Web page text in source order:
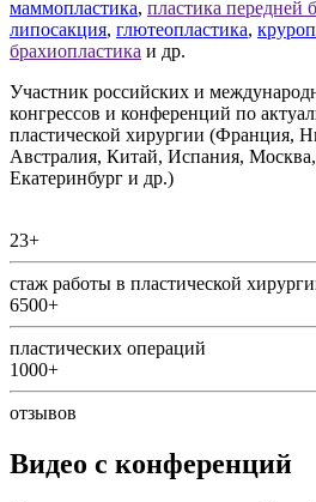
маммопластика, пластика передней
липосакция, глютеопластика,
брахиопластика и др.
Участник российских и
конгрессов и конференций по
пластической хирургии (Франция,
Австралия, Китай, Испания,
Екатеринбург и др.)
23+
стаж работы в пластической
6500+
пластических операций
1000+
отзывов
Видео с конференций